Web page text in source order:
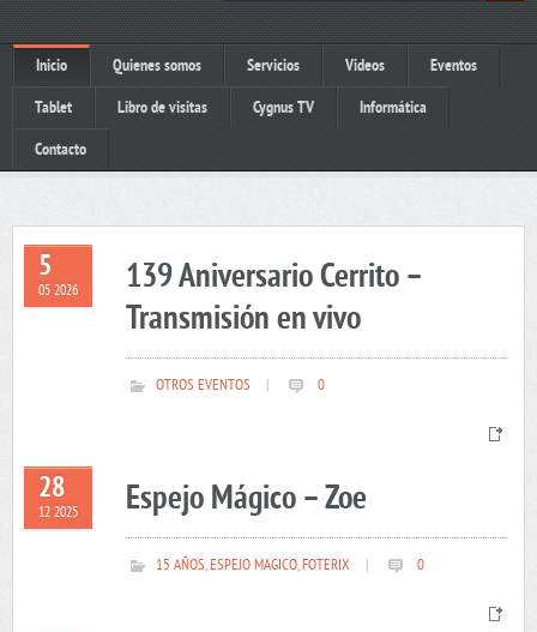
Inicio Quienes somos Servicios Videos Eventos
Tablet Libro de visitas Cygnus TV Informática
Contacto
5
05 2026
139 Aniversario Cerrito –
Transmisión en vivo
OTROS EVENTOS 0
28
12 2025 Espejo Mágico – Zoe
15 AÑOS,ESPEJO MAGICO,FOTERIX 0